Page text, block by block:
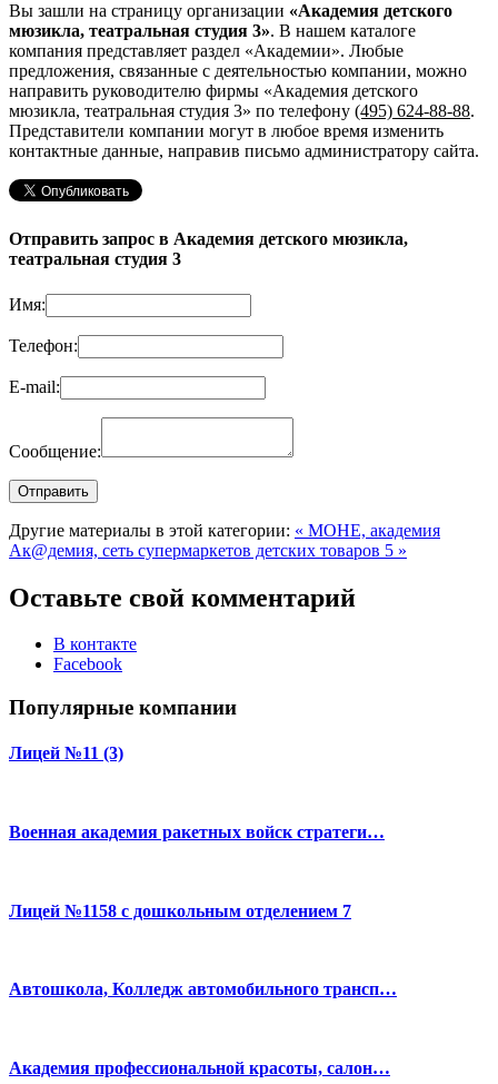
Вы зашли на страницу организации «Академия детского
мюзикла, театральная студия 3». В нашем каталоге
компания представляет раздел «Академии». Любые
предложения, связанные с деятельностью компании, можно
направить руководителю фирмы «Академия детского
мюзикла, театральная студия 3» по телефону (495) 624-88-88.
Представители компании могут в любое время изменить
контактные данные, направив письмо администратору сайта.
Отправить запрос в Академия детского мюзикла,
театральная студия 3
Имя:
Телефон:
E-mail:
Сообщение:
Другие материалы в этой категории: « МОНЕ, академия
Ак@демия, сеть супермаркетов детских товаров 5 »
Оставьте свой комментарий
В контакте
Facebook
Популярные компании
Лицей №11 (3)
Военная академия ракетных войск стратеги…
Лицей №1158 с дошкольным отделением 7
Автошкола, Колледж автомобильного трансп…
Академия профессиональной красоты, салон…